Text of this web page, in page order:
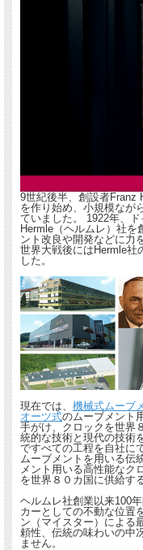
9世紀後半、創設者Franz
を作り始め、小規模なが
ていました。 1922年、
Hermle（ヘルムレ）社を
ント改良や開発などに力
世界大戦後にはHermle社
した。
現在では、 機械式ムーブ
オーツ式のムーブメント
手がけ、クロックを世界
統的な技術と現代の技術
ですべての工程を自社に
ムーブメントを用いる伝
メント用いる高性能なク
を世界８０カ国に供給す
ヘルムレ社創業以来100
カーとしての不動な位置
ン（マイスター）による
頼性、伝統の味わいの中
ません。